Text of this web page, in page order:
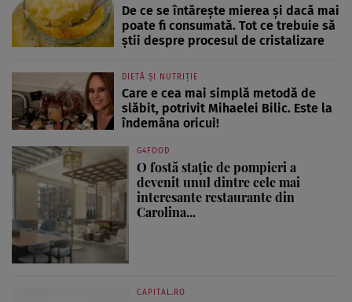
De ce se întărește mierea și dacă mai
poate fi consumată. Tot ce trebuie să
știi despre procesul de cristalizare
DIETĂ ȘI NUTRIȚIE
Care e cea mai simplă metodă de
slăbit, potrivit Mihaelei Bilic. Este la
îndemâna oricui!
G4FOOD
O fostă stație de pompieri a
devenit unul dintre cele mai
interesante restaurante din
Carolina...
CAPITAL.RO